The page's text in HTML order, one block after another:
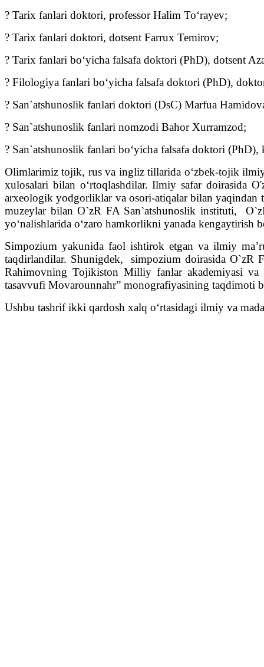
? Tarix fanlari doktori, professor Halim To‘rayev;
? Tarix fanlari doktori, dotsent Farrux Temirov;
? Tarix fanlari bo‘yicha falsafa doktori (PhD), dotsent
? Filologiya fanlari bo‘yicha falsafa doktori (PhD),
? San`atshunoslik fanlari doktori (DsC) Marfua
? San`atshunoslik fanlari nomzodi Bahor Xurramzod;
? San`atshunoslik fanlari bo‘yicha falsafa doktori
Olimlarimiz tojik, rus va ingliz tillarida o‘zbek-tojik
xulosalari bilan o‘rtoqlashdilar. Ilmiy safar doirasida
arxeologik yodgorliklar va osori-atiqalar bilan
muzeylar bilan O`zR FA San`atshunoslik instituti,
yo‘nalishlarida o‘zaro hamkorlikni yanada kengaytirish
Simpozium yakunida faol ishtirok etgan va ilmiy
taqdirlandilar. Shunigdek, simpozium doirasida
Rahimovning Tojikiston Milliy fanlar akademiyasi va
tasavvufi Movarounnahr” monografiyasining taqdimoti
Ushbu tashrif ikki qardosh xalq o‘rtasidagi ilmiy va